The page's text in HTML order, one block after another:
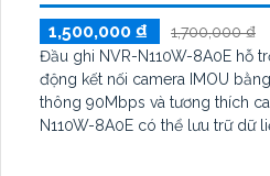
1,500,000 ₫
1,700,000 ₫
Đầu ghi NVR-N110W-8A0E hỗ
động kết nối camera IMOU
thông 90Mbps và tương thích
N110W-8A0E có thể lưu trữ dữ